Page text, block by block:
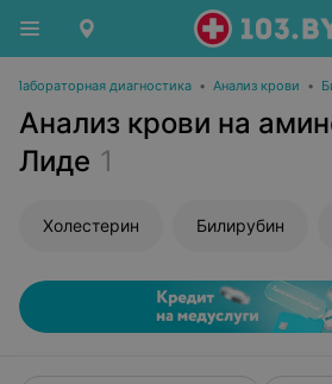
Лабораторная диагностика • Анализ крови •
Анализ крови на
Лиде 1
Холестерин Билирубин